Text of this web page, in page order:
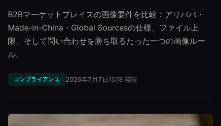
B2Bマーケットプレイスの画像要件を比較：アリババ・
Made-in-China・Global Sourcesの仕様、ファイル上
限、そして問い合わせを勝ち取るたった一つの画像ルー
ル。
コンプライアンス 2026年7月7日1578 閲覧